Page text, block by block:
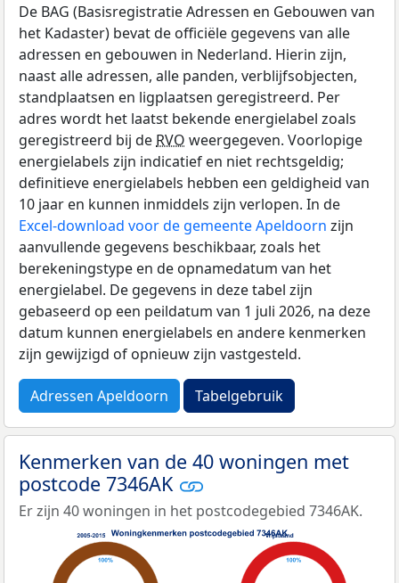
De BAG (Basisregistratie Adressen en Gebouwen van
het Kadaster) bevat de officiële gegevens van alle
adressen en gebouwen in Nederland. Hierin zijn,
naast alle adressen, alle panden, verblijfsobjecten,
standplaatsen en ligplaatsen geregistreerd. Per
adres wordt het laatst bekende energielabel zoals
geregistreerd bij de RVO weergegeven. Voorlopige
energielabels zijn indicatief en niet rechtsgeldig;
definitieve energielabels hebben een geldigheid van
10 jaar en kunnen inmiddels zijn verlopen. In de
Excel-download voor de gemeente Apeldoorn zijn
aanvullende gegevens beschikbaar, zoals het
berekeningstype en de opnamedatum van het
energielabel. De gegevens in deze tabel zijn
gebaseerd op een peildatum van 1 juli 2026, na deze
datum kunnen energielabels en andere kenmerken
zijn gewijzigd of opnieuw zijn vastgesteld.
Adressen Apeldoorn Tabelgebruik
Kenmerken van de 40 woningen met
postcode 7346AK
Er zijn 40 woningen in het postcodegebied 7346AK.